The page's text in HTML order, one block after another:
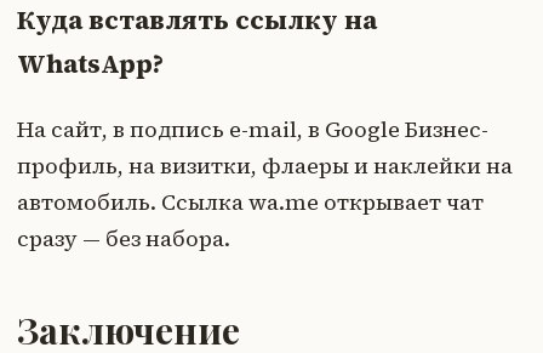
Куда вставлять ссылку на
WhatsApp?
На сайт, в подпись e-mail, в Google Бизнес-
профиль, на визитки, флаеры и наклейки на
автомобиль. Ссылка wa.me открывает чат
сразу — без набора.
Заключение